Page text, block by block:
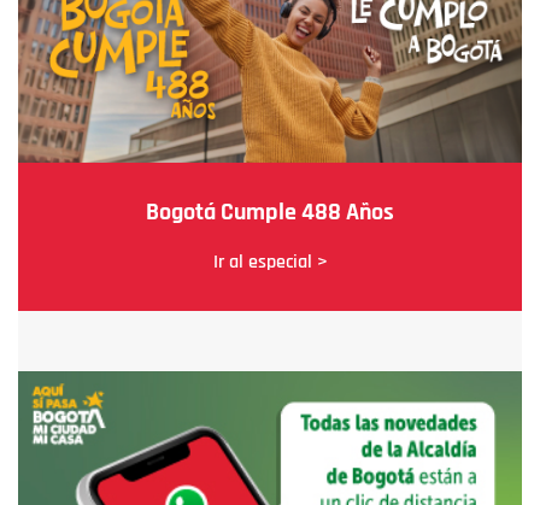
Bogotá Cumple 488 Años
Ir al especial >